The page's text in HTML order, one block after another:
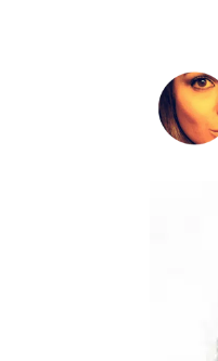
Inspiring
Life